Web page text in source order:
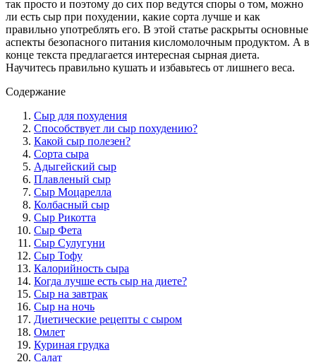
так просто и поэтому до сих пор ведутся споры о том, можно
ли есть сыр при похудении, какие сорта лучше и как
правильно употреблять его. В этой статье раскрыты основные
аспекты безопасного питания кисломолочным продуктом. А в
конце текста предлагается интересная сырная диета.
Научитесь правильно кушать и избавьтесь от лишнего веса.
Содержание
Сыр для похудения
Способствует ли сыр похудению?
Какой сыр полезен?
Сорта сыра
Адыгейский сыр
Плавленый сыр
Сыр Моцарелла
Колбасный сыр
Сыр Рикотта
Сыр Фета
Сыр Сулугуни
Сыр Тофу
Калорийность сыра
Когда лучше есть сыр на диете?
Сыр на завтрак
Сыр на ночь
Диетические рецепты с сыром
Омлет
Куриная грудка
Салат